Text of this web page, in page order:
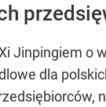
Jinpingiem o
dla